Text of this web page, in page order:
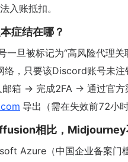
入账抵扣。
症结在哪？
一旦被标记为“高风险代理
，只要该Discord账号未
箱 → 完成2FA → 通过官方
导出（需在失效前72小时
相比，Midjourney
Azure（中国企业备案门